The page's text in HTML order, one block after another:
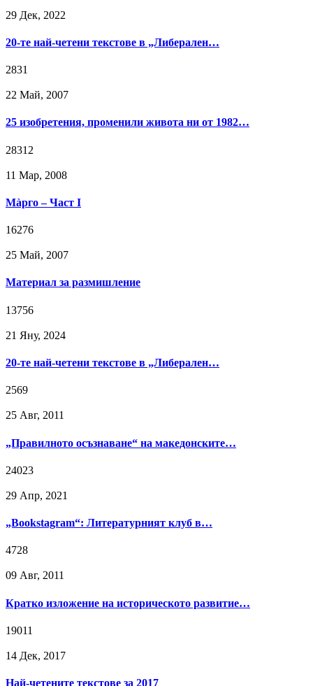
29 Дек, 2022
20-те най-четени текстове в „Либерален…
2831
22 Май, 2007
25 изобретения, променили живота ни от 1982…
28312
11 Мар, 2008
Мàрго – Част I
16276
25 Май, 2007
Материал за размишление
13756
21 Яну, 2024
20-те най-четени текстове в „Либерален…
2569
25 Авг, 2011
„Правилното осъзнаване“ на македонските…
24023
29 Апр, 2021
„Bookstagram“: Литературният клуб в…
4728
09 Авг, 2011
Кратко изложение на историческото развитие…
19011
14 Дек, 2017
Най-четените текстове за 2017